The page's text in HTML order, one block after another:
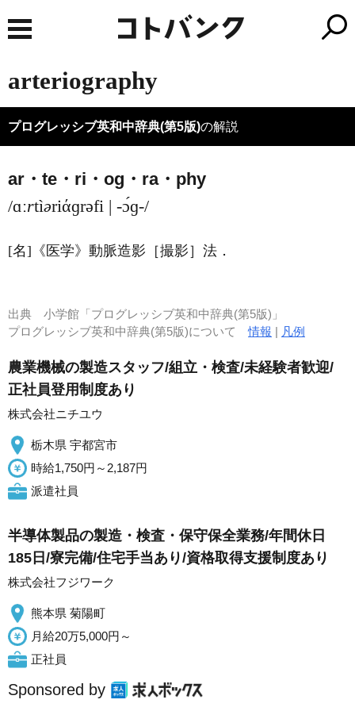
arteriography
プログレッシブ英和中辞典(第5版)の解説
ar・te・ri・og・ra・phy
/ɑːrtìəriάɡrəfi | -ɔ́ɡ-/
[名] 《医学》 動脈造影［撮影］法 ．
出典 小学館「プログレッシブ英和中辞典(第5版)」
プログレッシブ英和中辞典(第5版)について情報 | 凡例
農業機械の製造スタッフ/組立・検査/未経験者歓迎/
正社員登用制度あり
株式会社ニチユウ
栃木県 宇都宮市
時給1,750円～2,187円
派遣社員
半導体製品の製造・検査・保守保全業務/年間休日
185日/寮完備/住宅手当あり/資格取得支援制度あり
株式会社フジワーク
熊本県 菊陽町
月給20万5,000円～
正社員
Sponsored by